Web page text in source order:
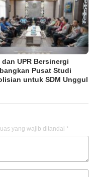
dan UPR Bersinergi
Pusat Studi
untuk SDM Unggul
yang wajib ditandai *